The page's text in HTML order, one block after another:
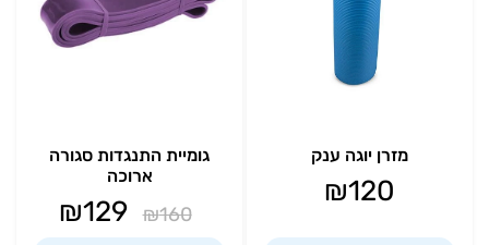
מזרן יוגה ענק
₪120
גומיית התנגדות סגורה
ארוכה
₪160
₪129